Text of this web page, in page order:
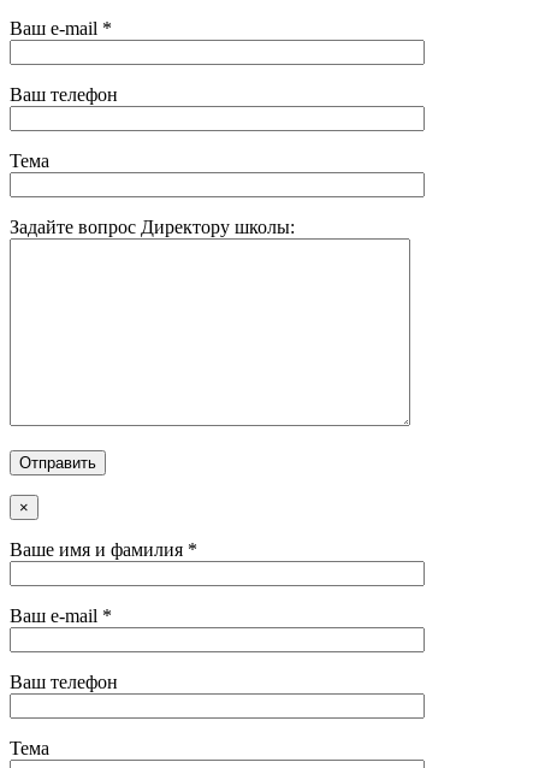
Ваш e-mail *
Ваш телефон
Тема
Задайте вопрос Директору школы:
×
Ваше имя и фамилия *
Ваш e-mail *
Ваш телефон
Тема